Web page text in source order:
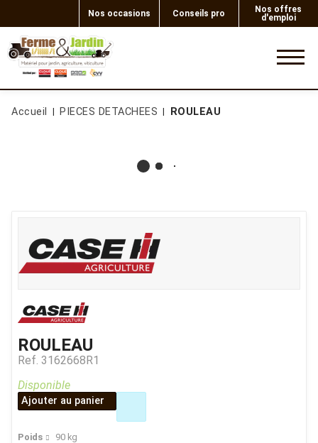
Nos occasions Conseils pro
Nos offres
d'emploi
Accueil PIECES DETACHEES ROULEAU
ROULEAU
Ref. 3162668R1
Poids 90 kg
Disponible
Ajouter au panier